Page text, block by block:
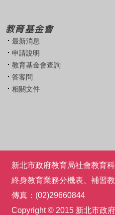
教育基金會
最新消息
申請說明
教育基金會查詢
答客問
相關文件
新北市政府教育局社會教育
終身教育業務分機表
補習
傳真：(02)29660844
Copyright © 2015 新北市政